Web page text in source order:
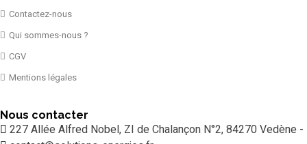
Contactez-nous
Qui sommes-nous ?
CGV
Mentions légales
Nous contacter
227 Allée Alfred Nobel, ZI de Chalançon N°2, 84270 Vedène -